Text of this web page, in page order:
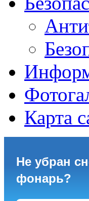
Карта
Не убран
фонарь?